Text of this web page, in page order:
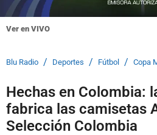
Ver en VIVO
Blu Radio / Deportes / Fútbol / Copa
Hechas en Colombia:
fabrica las camisetas
Selección Colombia